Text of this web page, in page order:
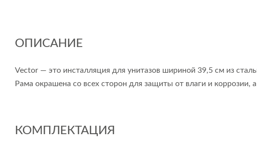
ОПИСАНИЕ
Vector — это инсталляция для унитазов шириной 39,5 см из
Рама окрашена со всех сторон для защиты от влаги и
КОМПЛЕКТАЦИЯ